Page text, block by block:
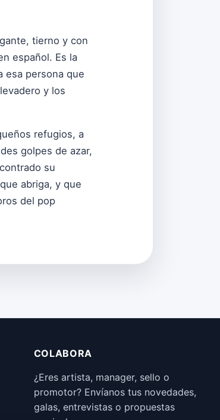
tierno y con
español. Es la
esa persona que
y los
refugios, a
golpes de azar,
su
abriga, y que
del pop
COLABORA
¿Eres artista, manager, sello o
promotor? Envíanos tus novedades,
galas, entrevistas o propuestas